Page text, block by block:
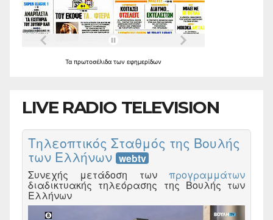
Τα πρωτοσέλιδα των εφημερίδων
LIVE RADIO TELEVISION